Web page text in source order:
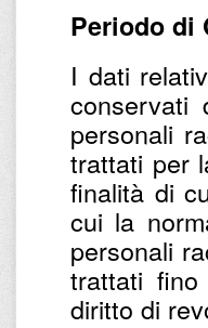
Periodo di
I dati
conservati
personali
trattati per
finalità di
cui la
personali
trattati
diritto di